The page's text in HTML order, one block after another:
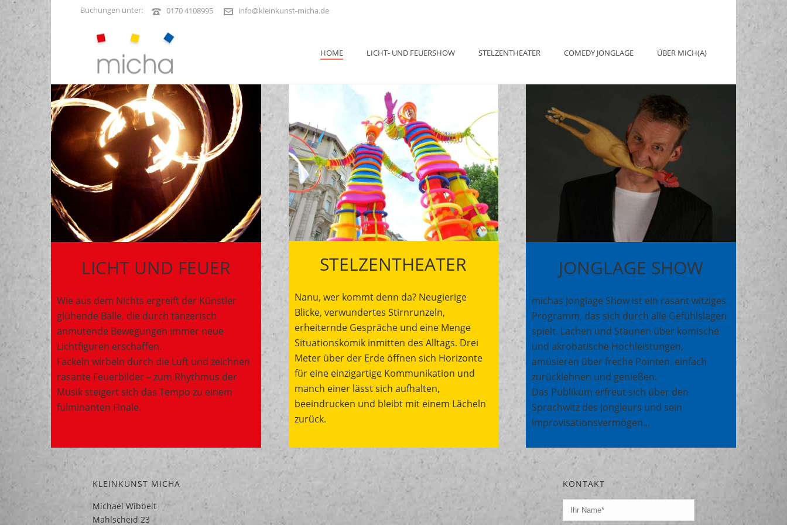
0170 4108995 info@kleinkunst-micha.de
Buchungen unter:
HOME LICHT- UND FEUERSHOW STELZENTHEATER COMEDY JONGLAGE ÜBER MICH(A)
LICHT UND FEUER
Wie aus dem Nichts ergreift der Künstler
glühende Bälle, die durch tänzerisch
anmutende Bewegungen immer neue
Lichtfiguren erschaffen.
Fackeln wirbeln durch die Luft und zeichnen
rasante Feuerbilder – zum Rhythmus der
Musik steigert sich das Tempo zu einem
fulminanten Finale.
STELZENTHEATER
Nanu, wer kommt denn da? Neugierige
Blicke, verwundertes Stirnrunzeln,
erheiternde Gespräche und eine Menge
Situationskomik inmitten des Alltags. Drei
Meter über der Erde öffnen sich Horizonte
für eine einzigartige Kommunikation und
manch einer lässt sich aufhalten,
beeindrucken und bleibt mit einem Lächeln
zurück.
JONGLAGE SHOW
michas Jonglage Show ist ein rasant witziges
Programm, das sich durch alle Gefühlslagen
spielt. Lachen und Staunen über komische
und akrobatische Hochleistungen,
amüsieren über freche Pointen, einfach
zurücklehnen und genießen.
Das Publikum erfreut sich über den
Sprachwitz des Jongleurs und sein
Improvisationsvermögen…
KLEINKUNST MICHA
Michael Wibbelt
Mahlscheid 23
KONTAKT